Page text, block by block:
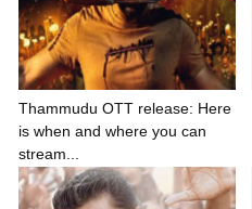
Thammudu OTT release: Here
is when and where you can
stream...